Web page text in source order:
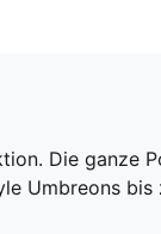
Die ganze
Umbreons